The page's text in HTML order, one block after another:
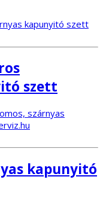
szett
kapunyitó